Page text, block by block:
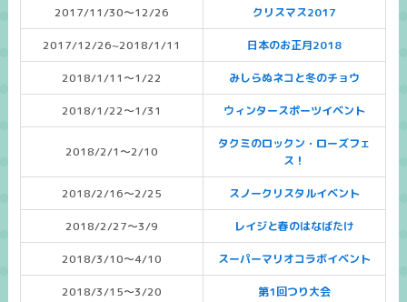
2017/11/30～12/26 クリスマス2017
2017/12/26~2018/1/11 日本のお正月2018
2018/1/11～1/22 みしらぬネコと冬のチョウ
2018/1/22～1/31 ウィンタースポーツイベント
2018/2/1～2/10
タクミのロックン・ローズフェ
ス！
2018/2/16～2/25 スノークリスタルイベント
2018/2/27～3/9 レイジと春のはなばたけ
2018/3/10～4/10 スーパーマリオコラボイベント
2018/3/15～3/20 第1回つり大会